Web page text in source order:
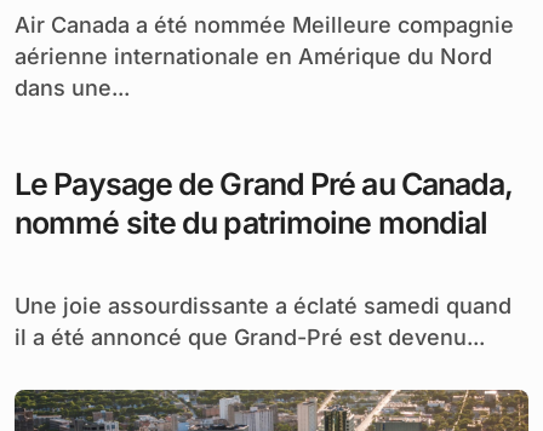
Air Canada a été nommée Meilleure compagnie
aérienne internationale en Amérique du Nord
dans une...
Le Paysage de Grand Pré au Canada,
nommé site du patrimoine mondial
Une joie assourdissante a éclaté samedi quand
il a été annoncé que Grand-Pré est devenu...